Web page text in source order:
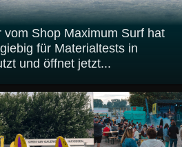
vom Shop Maximum Surf hat
für Materialtests in
und öffnet jetzt...